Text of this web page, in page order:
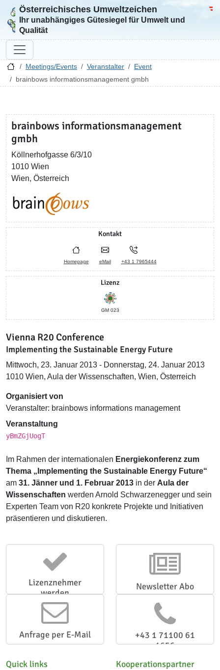
Zur Startseite
Österreichisches Umweltzeichen
Ihr unabhängiges Gütesiegel für Umwelt und
Qualität
Meetings/Events Veranstalter
Event
brainbows informationsmanagement gmbh
brainbows informationsmanagement
gmbh
Köllnerhofgasse 6/3/10
1010 Wien
Wien, Österreich
Kontakt
Homepage eMail +43 1 7965444
Lizenz
GM 023
Vienna R20 Conference
Implementing the Sustainable Energy Future
Mittwoch, 23. Januar 2013 - Donnerstag, 24. Januar 2013
1010 Wien, Aula der Wissenschaften, Wien, Österreich
Organisiert von
Veranstalter: brainbows informations management
Veranstaltung
yBmZGjUogT
Im Rahmen der internationalen Energiekonferenz zum
Thema „Implementing the Sustainable Energy Future“
am 31. Jänner und 1. Februar 2013 in der Aula der
Wissenschaften werden Arnold Schwarzenegger und sein
Experten Team von R20 konkrete Projekte und Initiativen
präsentieren und diskutieren.
Lizenznehmer
werden
Newsletter Abo
Anfrage per E-Mail
+43 1 71100 61
1656
Quick links
Kooperationspartner